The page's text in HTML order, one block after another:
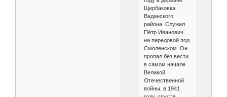
Щербаковка
Вадинского
района. Служил
Пётр Иванович
на передовой под
Смоленском. Он
пропал без вести
в самом начале
Великой
Отечественной
войны, в 1941